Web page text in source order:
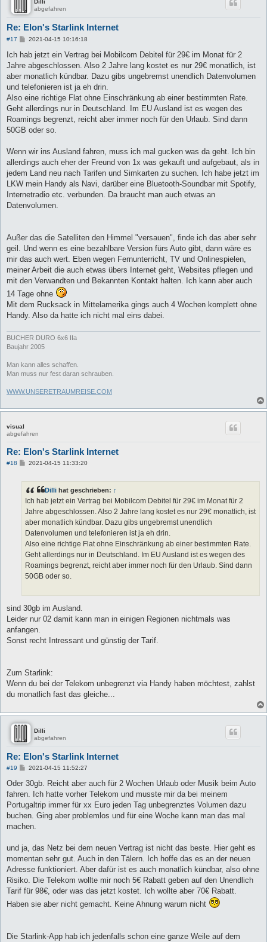
Dilli
abgefahren
Re: Elon's Starlink Internet
#17
B
i
a
2021-04-15 10:16:18
Ich hab jetzt ein Vertrag bei Mobilcom Debitel für 29€ im Monat für 2
Jahre abgeschlossen. Also 2 Jahre lang kostet es nur 29€ monatlich, ist
aber monatlich kündbar. Dazu gibs ungebremst unendlich Datenvolumen
und telefonieren ist ja eh drin.
Also eine richtige Flat ohne Einschränkung ab einer bestimmten Rate.
Geht allerdings nur in Deutschland. Im EU Ausland ist es wegen des
Roamings begrenzt, reicht aber immer noch für den Urlaub. Sind dann
50GB oder so.
Wenn wir ins Ausland fahren, muss ich mal gucken was da geht. Ich bin
allerdings auch eher der Freund von 1x was gekauft und aufgebaut, als in
jedem Land neu nach Tarifen und Simkarten zu suchen. Ich habe jetzt im
LKW mein Handy als Navi, darüber eine Bluetooth-Soundbar mit Spotify,
Internetradio etc. verbunden. Da braucht man auch etwas an
Datenvolumen.
Außer das die Satelliten den Himmel "versauen", finde ich das aber sehr
geil. Und wenn es eine bezahlbare Version fürs Auto gibt, dann wäre es
mir das auch wert. Eben wegen Fernunterricht, TV und Onlinespielen,
meiner Arbeit die auch etwas übers Internet geht, Websites pflegen und
mit den Verwandten und Bekannten Kontakt halten. Ich kann aber auch
14 Tage ohne
Mit dem Rucksack in Mittelamerika gings auch 4 Wochen komplett ohne
Handy. Also da hatte ich nicht mal eins dabei.
BUCHER DURO 6x6 IIa
Baujahr 2005
​Man kann alles schaffen.
Man muss nur fest daran schrauben.
WWW.UNSERETRAUMREISE.COM
visual
abgefahren
Re: Elon's Starlink Internet
#18
B
r
a
g
2021-04-15 11:33:20
Dilli hat geschrieben: ↑
Ich hab jetzt ein Vertrag bei Mobilcom Debitel für 29€ im Monat für 2
Jahre abgeschlossen. Also 2 Jahre lang kostet es nur 29€ monatlich, ist
aber monatlich kündbar. Dazu gibs ungebremst unendlich
Datenvolumen und telefonieren ist ja eh drin.
Also eine richtige Flat ohne Einschränkung ab einer bestimmten Rate.
Geht allerdings nur in Deutschland. Im EU Ausland ist es wegen des
Roamings begrenzt, reicht aber immer noch für den Urlaub. Sind dann
50GB oder so.
sind 30gb im Ausland.
Leider nur 02 damit kann man in einigen Regionen nichtmals was
anfangen.
Sonst recht Intressant und günstig der Tarif.
Zum Starlink:
Wenn du bei der Telekom unbegrenzt via Handy haben möchtest, zahlst
du monatlich fast das gleiche...
Dilli
abgefahren
Re: Elon's Starlink Internet
#19
B
i
r
a
g
2021-04-15 11:52:27
Oder 30gb. Reicht aber auch für 2 Wochen Urlaub oder Musik beim Auto
fahren. Ich hatte vorher Telekom und musste mir da bei meinem
Portugaltrip immer für xx Euro jeden Tag unbegrenztes Volumen dazu
buchen. Ging aber problemlos und für eine Woche kann man das mal
machen.
und ja, das Netz bei dem neuen Vertrag ist nicht das beste. Hier geht es
momentan sehr gut. Auch in den Tälern. Ich hoffe das es an der neuen
Adresse funktioniert. Aber dafür ist es auch monatlich kündbar, also ohne
Risiko. Die Telekom wollte mir noch 5€ Rabatt geben auf den Unendlich
Tarif für 98€, oder was das jetzt kostet. Ich wollte aber 70€ Rabatt.
Haben sie aber nicht gemacht. Keine Ahnung warum nicht
Die Starlink-App hab ich jedenfalls schon eine ganze Weile auf dem